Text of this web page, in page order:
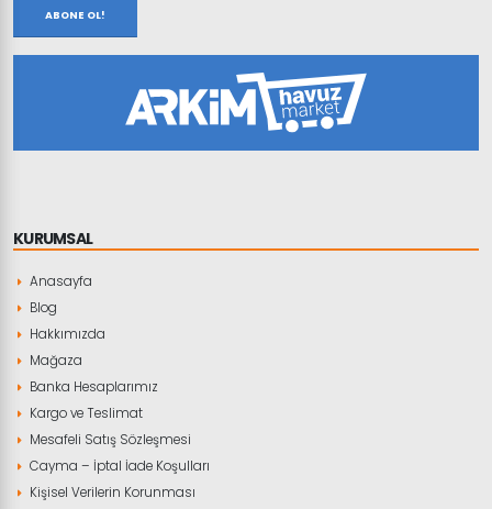
ABONE OL!
KURUMSAL
Anasayfa
Blog
Hakkımızda
Mağaza
Banka Hesaplarımız
Kargo ve Teslimat
Mesafeli Satış Sözleşmesi
Cayma – İptal İade Koşulları
Kişisel Verilerin Korunması